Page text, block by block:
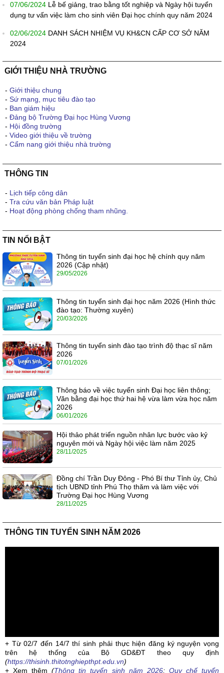
07/06/2024 Lễ bế giảng, trao bằng tốt nghiệp và Ngày hội tuyển
dụng tư vấn việc làm cho sinh viên Đại học chính quy năm 2024
02/06/2024 DANH SÁCH NHIỆM VỤ KH&CN CẤP CƠ SỞ NĂM
2024
GIỚI THIỆU NHÀ TRƯỜNG
- Giới thiệu chung
- Sứ mạng, mục tiêu đào tạo
- Ban giám hiệu
- Đảng bộ Trường Đại học Hùng Vương
- Hội đồng trường
- Video giới thiệu về trường
- Cẩm nang giới thiệu nhà trường
THÔNG TIN
- Lịch tiếp công dân
- Tra cứu văn bản Pháp luật
- Hoạt động phòng chống tham nhũng.
TIN NỔI BẬT
Thông tin tuyển sinh đại học hệ chính quy năm
2026 (Cập nhật)
29/05/2026
Thông tin tuyển sinh đại học năm 2026 (Hình thức
đào tạo: Thường xuyên)
20/03/2026
Thông tin tuyển sinh đào tạo trình độ thạc sĩ năm
2026
07/01/2026
Thông báo về việc tuyển sinh Đại học liên thông;
Văn bằng đại học thứ hai hệ vừa làm vừa học năm
2026
06/01/2026
Hội thảo phát triển nguồn nhân lực bước vào kỷ
nguyên mới và Ngày hội việc làm năm 2025
28/11/2025
Đồng chí Trần Duy Đông - Phó Bí thư Tỉnh ủy, Chủ
tịch UBND tỉnh Phú Thọ thăm và làm việc với
Trường Đại học Hùng Vương
28/11/2025
THÔNG TIN TUYỂN SINH NĂM 2026
+ Từ 02/7 đến 14/7 thí sinh phải thực hiện đăng ký nguyện vọng
trên hệ thống của Bộ GD&ĐT theo quy định
(https://thisinh.thitotnghiepthpt.edu.vn)
+ Xem thêm(Thông tin tuyển sinh năm 2026; Quy chế tuyển